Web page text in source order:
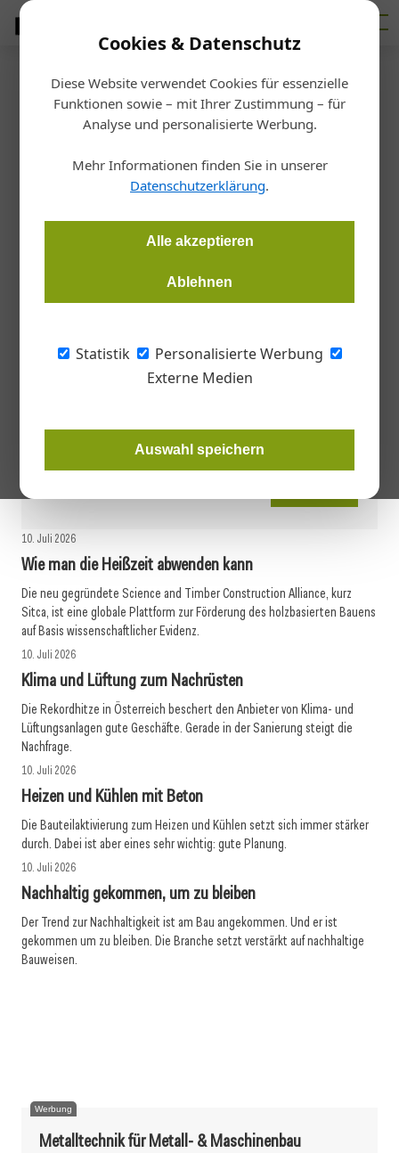
Cookies & Datenschutz
Diese Website verwendet Cookies für essenzielle
Funktionen sowie – mit Ihrer Zustimmung – für
Analyse und personalisierte Werbung.
Mehr Informationen finden Sie in unserer
Datenschutzerklärung.
Alle akzeptieren
Ablehnen
Statistik
Personalisierte Werbung
Externe Medien
Auswahl speichern
Homepage/Allgemein
Allgemein
« Vorherige 2 Nächste »
13. Juli 2026
„Noch eine Untertreibung“
Wiener U-Bahn-Ausbau: Durchbruch geschafft
Werbung
Karriere in der Heizungs-, Gas- und Sanitärtechnik
die Meisterprüfung Heizungstechnik und die Befähigungsprüfung
Gas- und Sanitärtechnik vor. Lehrgangsstart: 31. August 2026
10. Juli 2026
Wie man die Heißzeit abwenden kann
Die neu gegründete Science and Timber Construction Alliance, kurz
Sitca, ist eine globale Plattform zur Förderung des holzbasierten Bauens
auf Basis wissenschaftlicher Evidenz.
10. Juli 2026
Klima und Lüftung zum Nachrüsten
Die Rekordhitze in Österreich beschert den Anbieter von Klima- und
Lüftungsanlagen gute Geschäfte. Gerade in der Sanierung steigt die
Nachfrage.
10. Juli 2026
Heizen und Kühlen mit Beton
Die Bauteilaktivierung zum Heizen und Kühlen setzt sich immer stärker
durch. Dabei ist aber eines sehr wichtig: gute Planung.
10. Juli 2026
Nachhaltig gekommen, um zu bleiben
Der Trend zur Nachhaltigkeit ist am Bau angekommen. Und er ist
gekommen um zu bleiben. Die Branche setzt verstärkt auf nachhaltige
Bauweisen.
Werbung
Metalltechnik für Metall- & Maschinenbau